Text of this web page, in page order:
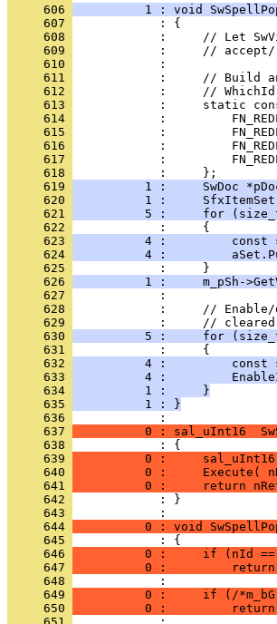
     606
1 : void
     607
     608
     609
     610
     611
     612
     613
     614
     615
     616
     617
     618
     619
1 :     SwDoc
     620
1 :
     621
5 :     for
     622
     623
4 :         const
     624
4 :
     625
     626
1 :     m_pSh-
     627
     628
     629
     630
5 :     for
     631
     632
4 :         const
     633
4 :
     634
          1 :     }
     635
          1 : }
     636
     637
0 : sal_uInt16
     638
     639
0 :
     640
0 :     Execute(
     641
0 :     return
     642
            : }
     643
     644
0 : void
     645
     646
0 :     if (nId
     647
0 :
     648
     649
0 :     if (/
     650
0 :